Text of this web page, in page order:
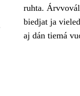
ruhta.
biedjat ja
aj dán tiemá